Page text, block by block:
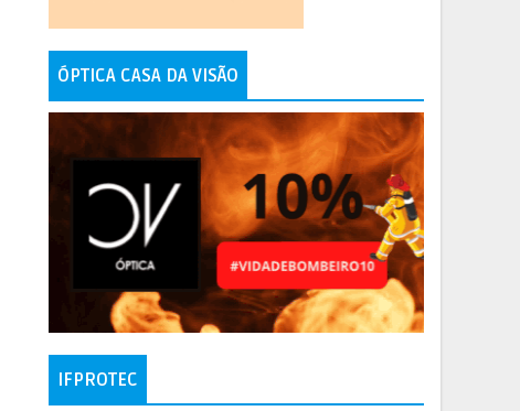
ÓPTICA CASA DA VISÃO
IFPROTEC